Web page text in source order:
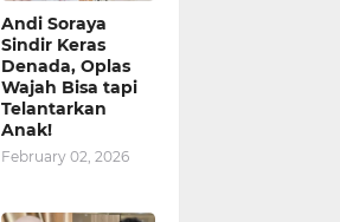
Andi Soraya
Sindir Keras
Denada, Oplas
Wajah Bisa tapi
Telantarkan
Anak!
February 02, 2026